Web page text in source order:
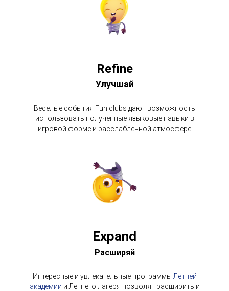
Refine
Улучшай
Веселые события Fun clubs дают возможность
использовать полученные языковые навыки в
игровой форме и расслабленной атмосфере
Expand
Расширяй
Интересные и увлекательные программы Летней
академии и Летнего лагеря позволят расширить и